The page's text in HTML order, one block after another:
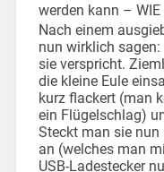
werden kann – WIE
Nach einem
nun wirklich
sie verspricht.
die kleine Eule
kurz flackert (man
ein Flügelschlag)
Steckt man sie
an (welches man
USB-Ladestecker